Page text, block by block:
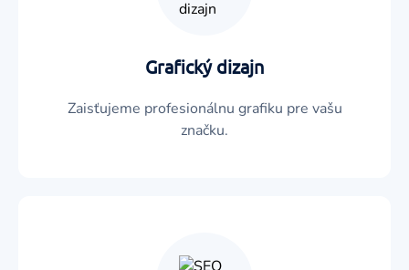
Grafický dizajn
Zaisťujeme profesionálnu grafiku pre vašu
značku.